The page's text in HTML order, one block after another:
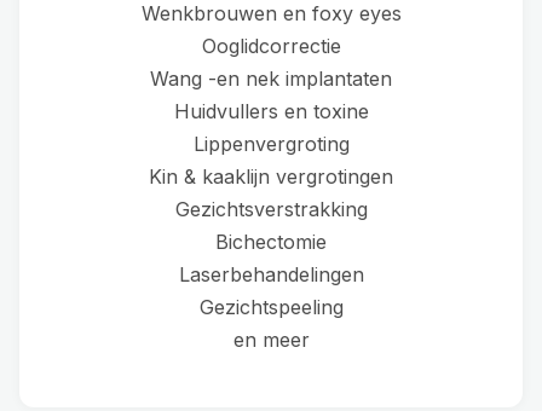
Wenkbrouwen en foxy eyes
Ooglidcorrectie
Wang -en nek implantaten
Huidvullers en toxine
Lippenvergroting
Kin & kaaklijn vergrotingen
Gezichtsverstrakking
Bichectomie
Laserbehandelingen
Gezichtspeeling
en meer